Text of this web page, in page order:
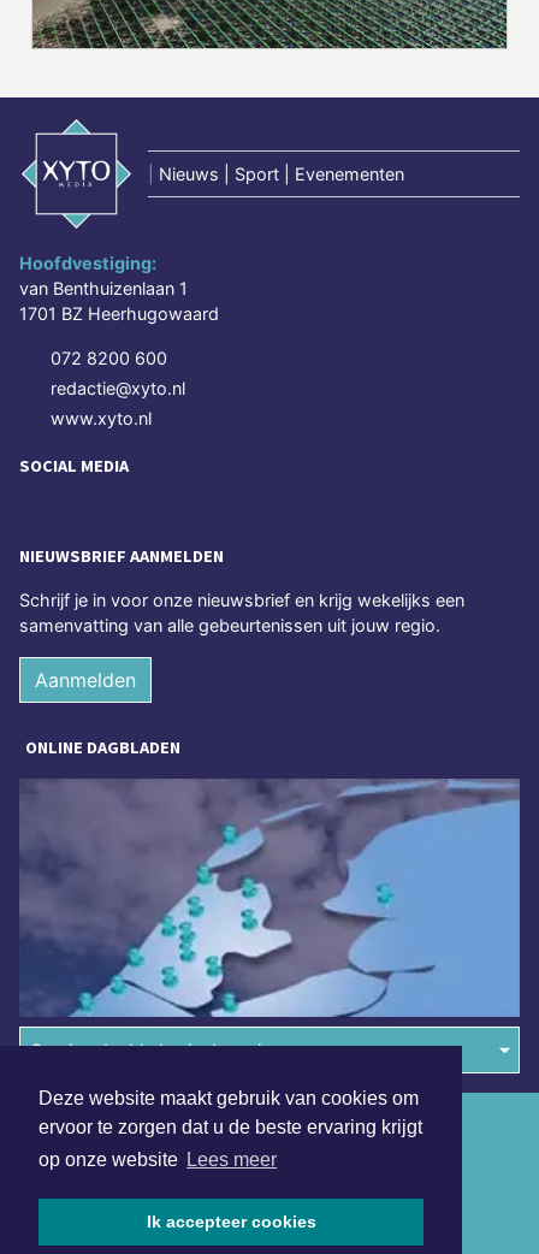
Deze website maakt gebruik van cookies om
ervoor te zorgen dat u de beste ervaring krijgt
op onze website Lees meer
Ik accepteer cookies
Nieuws | Sport | Evenementen
Hoofdvestiging:
van Benthuizenlaan 1
1701 BZ Heerhugowaard
072 8200 600
redactie@xyto.nl
www.xyto.nl
SOCIAL MEDIA
NIEUWSBRIEF AANMELDEN
Schrijf je in voor onze nieuwsbrief en krijg wekelijks een
samenvatting van alle gebeurtenissen uit jouw regio.
Aanmelden
ONLINE DAGBLADEN
Overige dagbladen in de regio
Algemene voorwaarden
Disclaimer